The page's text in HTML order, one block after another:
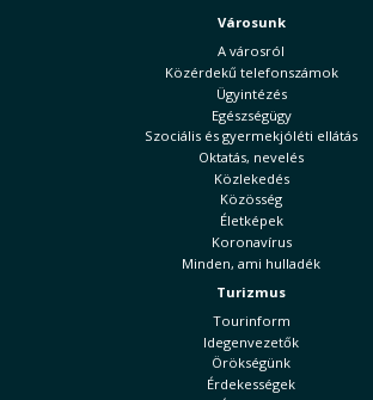
Városunk
A városról
Közérdekű telefonszámok
Ügyintézés
Egészségügy
Szociális és gyermekjóléti ellátás
Oktatás, nevelés
Közlekedés
Közösség
Életképek
Koronavírus
Minden, ami hulladék
Turizmus
Tourinform
Idegenvezetők
Örökségünk
Érdekességek